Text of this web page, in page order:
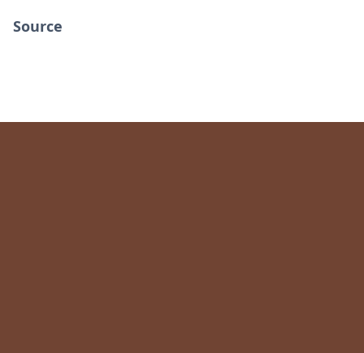
Source